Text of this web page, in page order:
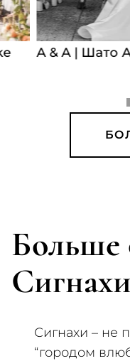
A & A | Шато
Больше
Сигнахи
Сигнахи – не
“городом